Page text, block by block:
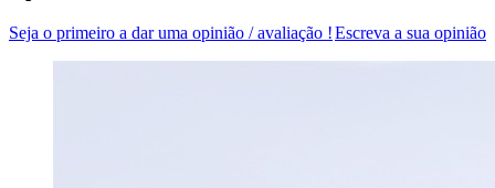
Escreva a sua opinião
Seja o primeiro a dar uma opinião / avaliação !